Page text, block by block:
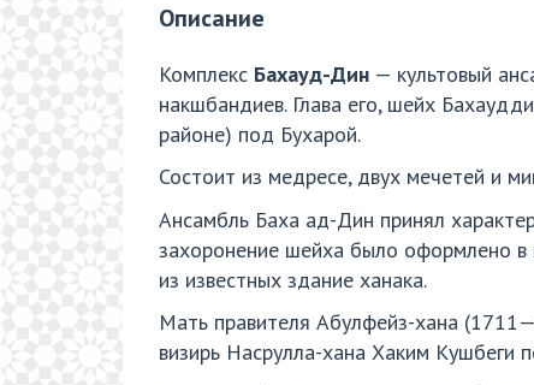
Описание
Комплекс Бахауд-Дин — культовый
накшбандиев. Глава его, шейх
районе) под Бухарой.
Состоит из медресе, двух мечетей и
Ансамбль Баха ад-Дин принял
захоронение шейха было оформлено
из известных здание ханака.
Мать правителя Абулфейз-хана
визирь Насрулла-хана Хаким Кушбеги